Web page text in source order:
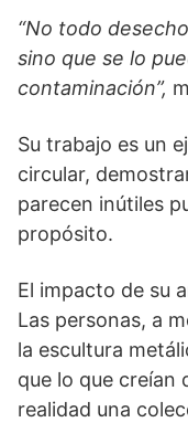
“No todo
sino que se lo
contaminación”,
Su trabajo es un
circular,
parecen inútiles
propósito.
El impacto de su
Las personas, a
la escultura
que lo que creían
realidad una